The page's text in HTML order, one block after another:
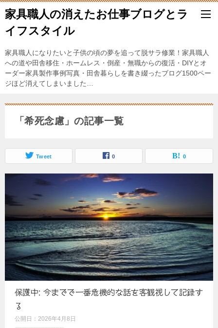
家具職人の消えたお仕事ブログとラ
イフスタイル
家具職人になりたいと子供の頃の夢を追って脱サラ修業！家具職人
への道や田舎移住・ホームレス・倒産・無職からの復活・DIYとオ
ーダー家具製作事例写真・田舎暮らしを書き綴ったブログ1500ペー
ジほど消えてしまいました…
「希死念慮」の記事一覧
Tweet 0 0
保護中: 今までで一番危機的な話を客観視して記録す
る
公開日： 2026年4月8日